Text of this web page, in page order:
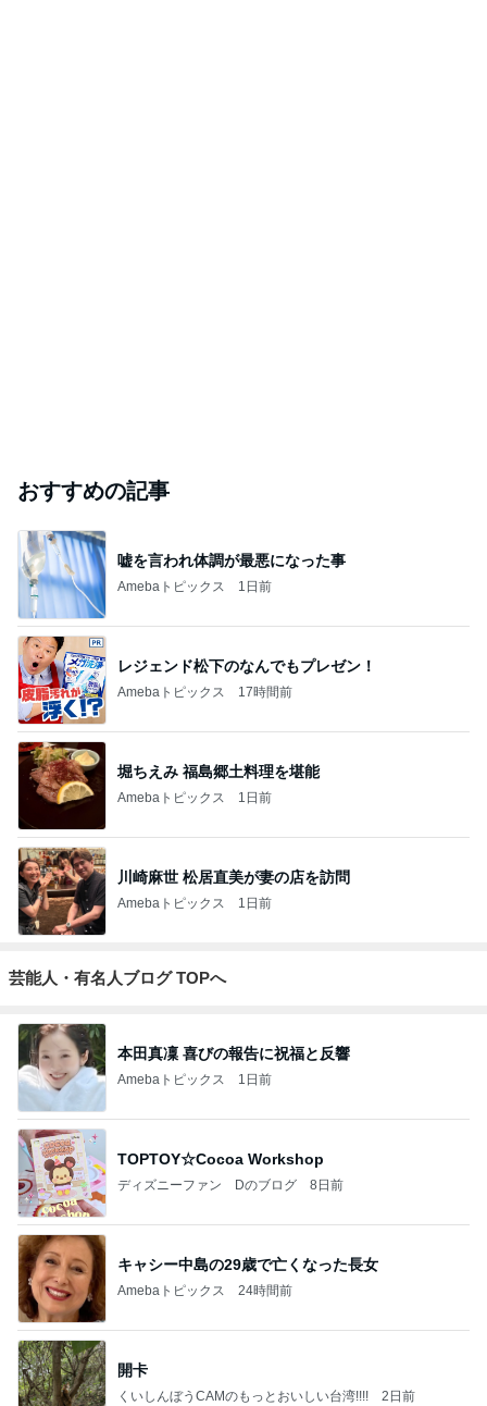
おすすめの記事
嘘を言われ体調が最悪になった事
Amebaトピックス 1日前
レジェンド松下のなんでもプレゼン！
Amebaトピックス 17時間前
堀ちえみ 福島郷土料理を堪能
Amebaトピックス 1日前
川崎麻世 松居直美が妻の店を訪問
Amebaトピックス 1日前
芸能人・有名人ブログ TOPへ
本田真凜 喜びの報告に祝福と反響
Amebaトピックス 1日前
TOPTOY☆Cocoa Workshop
ディズニーファン Dのブログ 8日前
キャシー中島の29歳で亡くなった長女
Amebaトピックス 24時間前
開卡
くいしんぼうCAMのもっとおいしい台湾!!!! 2日前